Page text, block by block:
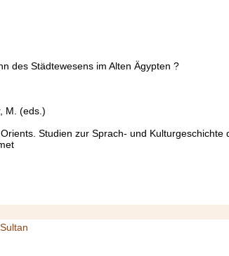
des Städtewesens im Alten Ägypten ?
M. (eds.)
Studien zur Sprach- und